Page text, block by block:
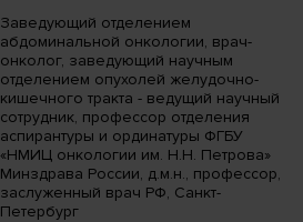
Заведующий отделением
абдоминальной онкологии, врач-
онколог, заведующий научным
отделением опухолей желудочно-
кишечного тракта - ведущий научный
сотрудник, профессор отделения
аспирантуры и ординатуры ФГБУ
«НМИЦ онкологии им. Н.Н. Петрова»
Минздрава России, д.м.н., профессор,
заслуженный врач РФ, Санкт-
Петербург